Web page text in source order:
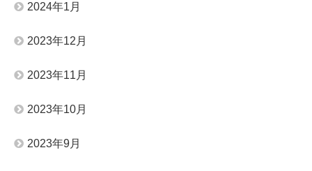
2024年1月
2023年12月
2023年11月
2023年10月
2023年9月